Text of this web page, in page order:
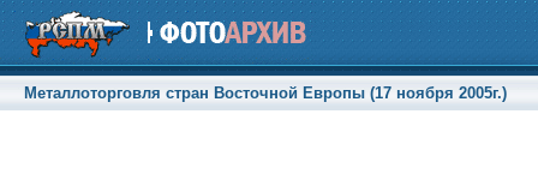
Металлоторговля стран Восточной Европы (17 ноября 2005г.)